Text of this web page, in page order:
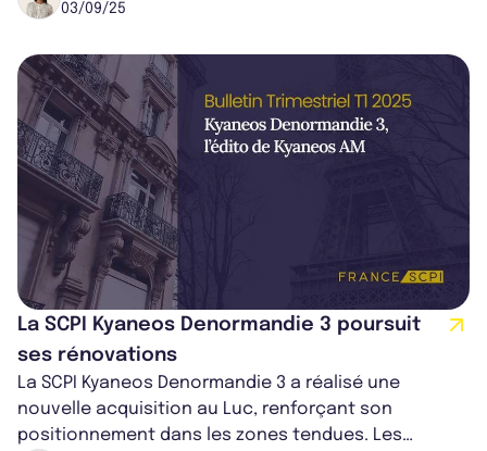
03/09/25
La SCPI Kyaneos Denormandie 3 poursuit
ses rénovations
La SCPI Kyaneos Denormandie 3 a réalisé une
nouvelle acquisition au Luc, renforçant son
positionnement dans les zones tendues. Les